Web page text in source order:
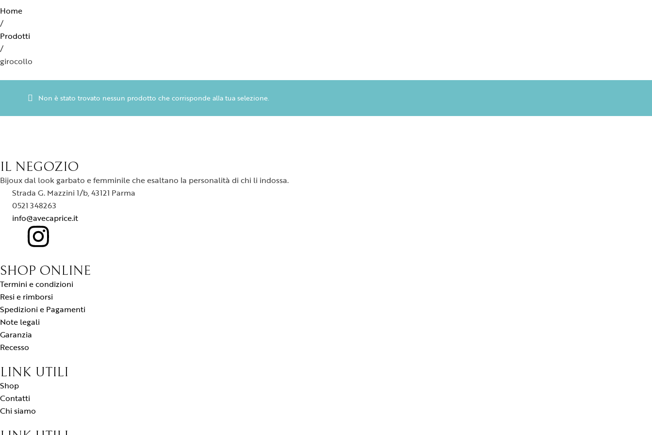
Home
/
Prodotti
/
girocollo
Non è stato trovato nessun prodotto che corrisponde alla tua selezione.
IL NEGOZIO
Bijoux dal look garbato e femminile che esaltano la personalità di chi li indossa.
Strada G. Mazzini 1/b, 43121 Parma
0521 348263
info@avecaprice.it
SHOP ONLINE
Termini e condizioni
Resi e rimborsi
Spedizioni e Pagamenti
Note legali
Garanzia
Recesso
LINK UTILI
Shop
Contatti
Chi siamo